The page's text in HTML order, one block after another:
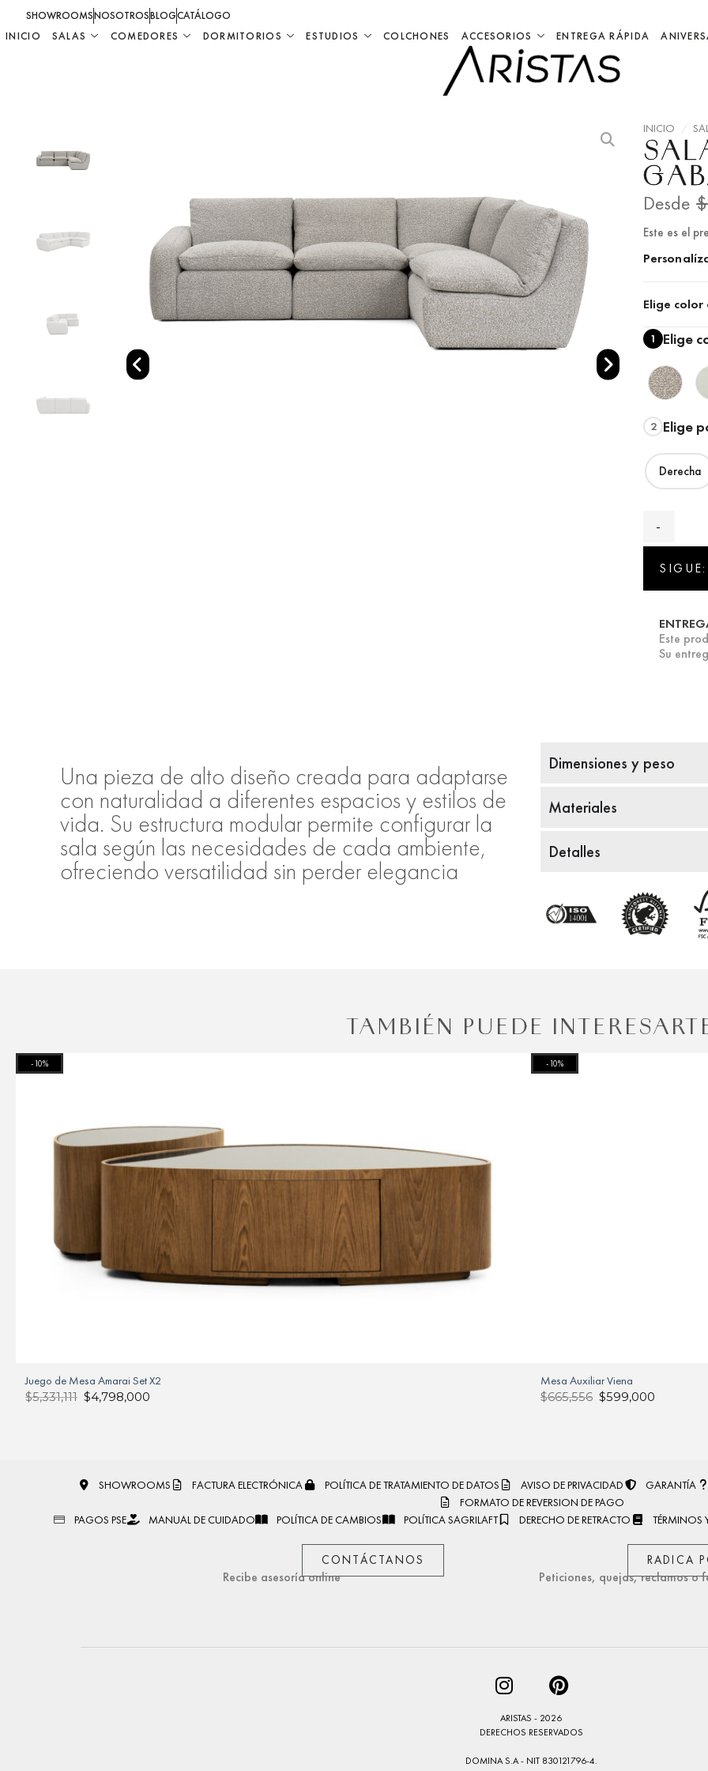
SHOWROOMSNOSOTROSBLOGCATÁLOGO
INICIO
SALAS COMEDORES DORMITORIOS ESTUDIOS COLCHONES ACCESORIOS ENTREGA RÁPIDA
INICIO /
Desde $
Este es el
Elige
1 Elige
2 Elige
Derecha
Este
Su
Una pieza de alto diseño creada para adaptarse
con naturalidad a diferentes espacios y estilos de
vida. Su estructura modular permite configurar la
sala según las necesidades de cada ambiente,
ofreciendo versatilidad sin perder elegancia
Dimensiones y peso
Materiales
Detalles
TAMBIÉN PUEDE
-10%
Juego de Mesa Amarai Set X2
$5,331,111 $4,798,000
-10%
Mesa Auxiliar Viena
$665,556 $599,000
SHOWROOMS FACTURA ELECTRÓNICA POLÍTICA DE TRATAMIENTO DE DATOS AVISO DE PRIVACIDAD
GARANTÍA
FORMATO DE REVERSION DE PAGO
PAGOS PSE
MANUAL DE CUIDADO POLÍTICA DE CAMBIOS POLÍTICA SAGRILAFT DERECHO DE RETRACTO TÉRMINOS
CONTÁCTANOS
Recibe asesoría online
RADICA
Peticiones, quejas, reclamos o
ARISTAS - 2026
DERECHOS RESERVADOS
DOMINA S.A - NIT 830121796-4.